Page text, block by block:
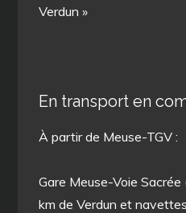
Verdun »
En transport en
À partir de Meuse-TGV :
Gare Meuse-Voie
km de Verdun et